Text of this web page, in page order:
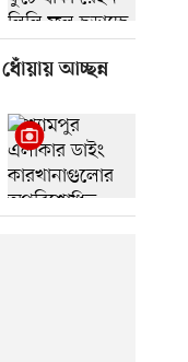
ধোঁয়ায় আচ্ছন্ন